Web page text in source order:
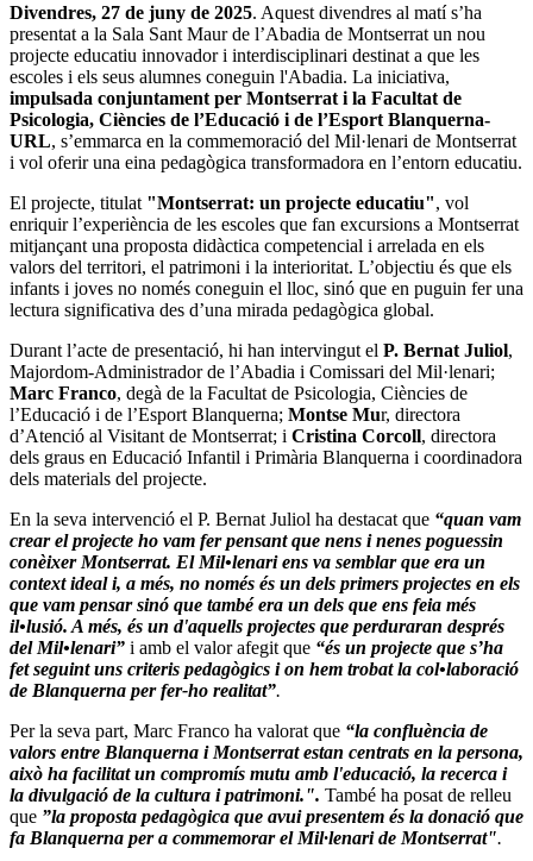
Divendres, 27 de juny de 2025. Aquest divendres al matí s’ha
presentat a la Sala Sant Maur de l’Abadia de Montserrat un nou
projecte educatiu innovador i interdisciplinari destinat a que les
escoles i els seus alumnes coneguin l'Abadia. La iniciativa,
impulsada conjuntament per Montserrat i la Facultat de
Psicologia, Ciències de l’Educació i de l’Esport Blanquerna-
URL, s’emmarca en la commemoració del Mil·lenari de Montserrat
i vol oferir una eina pedagògica transformadora en l’entorn educatiu.
El projecte, titulat "Montserrat: un projecte educatiu", vol
enriquir l’experiència de les escoles que fan excursions a Montserrat
mitjançant una proposta didàctica competencial i arrelada en els
valors del territori, el patrimoni i la interioritat. L’objectiu és que els
infants i joves no només coneguin el lloc, sinó que en puguin fer una
lectura significativa des d’una mirada pedagògica global.
Durant l’acte de presentació, hi han intervingut el P. Bernat Juliol,
Majordom-Administrador de l’Abadia i Comissari del Mil·lenari;
Marc Franco, degà de la Facultat de Psicologia, Ciències de
l’Educació i de l’Esport Blanquerna; Montse Mur, directora
d’Atenció al Visitant de Montserrat; i Cristina Corcoll, directora
dels graus en Educació Infantil i Primària Blanquerna i coordinadora
dels materials del projecte.
En la seva intervenció el P. Bernat Juliol ha destacat que “quan vam
crear el projecte ho vam fer pensant que nens i nenes poguessin
conèixer Montserrat. El Mil•lenari ens va semblar que era un
context ideal i, a més, no només és un dels primers projectes en els
que vam pensar sinó que també era un dels que ens feia més
il•lusió. A més, és un d'aquells projectes que perduraran després
del Mil•lenari” i amb el valor afegit que “és un projecte que s’ha
fet seguint uns criteris pedagògics i on hem trobat la col•laboració
de Blanquerna per fer-ho realitat”.
Per la seva part, Marc Franco ha valorat que “la confluència de
valors entre Blanquerna i Montserrat estan centrats en la persona,
això ha facilitat un compromís mutu amb l'educació, la recerca i
la divulgació de la cultura i patrimoni.". També ha posat de relleu
que ”la proposta pedagògica que avui presentem és la donació que
fa Blanquerna per a commemorar el Mil·lenari de Montserrat".